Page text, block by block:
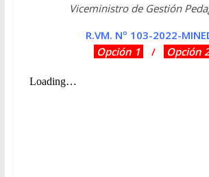
Viceministro de Gestión
R.VM. Nº 103-2022-
Opción 1
/ Opción